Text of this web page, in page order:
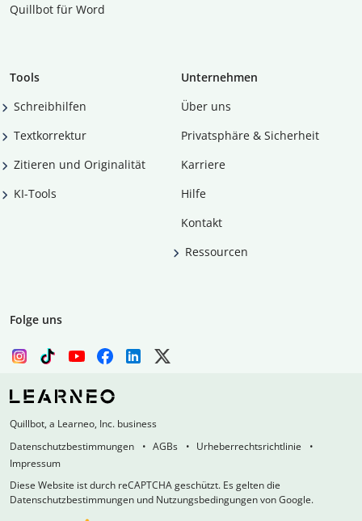
Quillbot für Word
Tools
Schreibhilfen
Textkorrektur
Zitieren und Originalität
KI-Tools
Unternehmen
Über uns
Privatsphäre & Sicherheit
Karriere
Hilfe
Kontakt
Ressourcen
Folge uns
Quillbot, a Learneo, Inc. business
Datenschutzbestimmungen
AGBs
Urheberrechtsrichtlinie
Impressum
Diese Website ist durch reCAPTCHA geschützt. Es gelten die
Datenschutzbestimmungen und Nutzungsbedingungen von Google.